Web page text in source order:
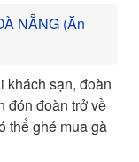
NẴNG (Ăn
khách sạn, đoàn
đón đoàn trở về
thể ghé mua gà